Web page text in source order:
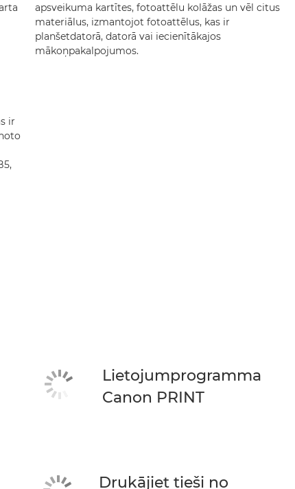
apsveikuma kartītes, fotoattēlu kolāžas un vēl citus
materiālus, izmantojot fotoattēlus, kas ir
planšetdatorā, datorā vai iecienītākajos
mākoņpakalpojumos.
ir
Lietojumprogramma
Canon PRINT
Drukājiet tieši no